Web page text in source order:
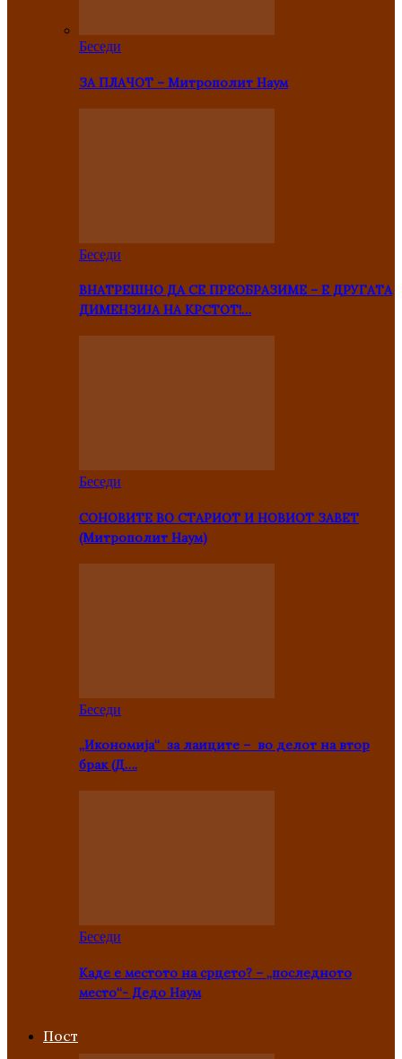
Беседи
ЗА ПЛАЧОТ – Митрополит Наум
Беседи
ВНАТРЕШНО ДА СЕ ПРЕОБРАЗИМЕ – Е ДРУГАТА
ДИМЕНЗИЈА НА КРСТОТ!…
Беседи
СОНОВИТЕ ВО СТАРИОТ И НОВИОТ ЗАВЕТ
(Митрополит Наум)
Беседи
„Икономија“ за лаиците – во делот на втор
брак (Д….
Беседи
Каде е местото на срцето? – „последното
место“- Дедо Наум
Пост